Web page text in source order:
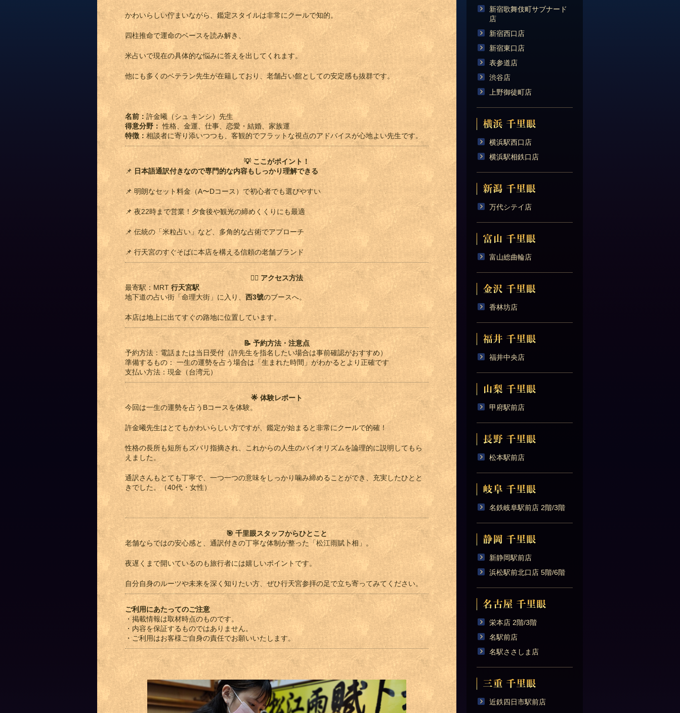
かわいらしい佇まいながら、鑑定スタイルは非常にクールで知的。
四柱推命で運命のベースを読み解き、
米占いで現在の具体的な悩みに答えを出してくれます。
他にも多くのベテラン先生が在籍しており、老舗占い館としての安定感も抜群です。
名前： 許金曦（シュ キンシ）先生
得意分野： 性格、金運、仕事、恋愛・結婚、家族運
特徴： 相談者に寄り添いつつも、客観的でフラットな視点のアドバイスが心地よい先生です。
💡 ここがポイント！
📌 日本語通訳付きなので専門的な内容もしっかり理解できる
📌 明朗なセット料金（A〜Dコース）で初心者でも選びやすい
📌 夜22時まで営業！夕食後や観光の締めくくりにも最適
📌 伝統の「米粒占い」など、多角的な占術でアプローチ
📌 行天宮のすぐそばに本店を構える信頼の老舗ブランド
🚶‍♀️ アクセス方法
最寄駅：MRT 行天宮駅
地下道の占い街「命理大街」に入り、 西3號のブースへ。
本店は地上に出てすぐの路地に位置しています。
📝 予約方法・注意点
予約方法：電話または当日受付（許先生を指名したい場合は事前確認がおすすめ）
準備するもの： 一生の運勢を占う場合は「生まれた時間」がわかるとより正確です
支払い方法：現金（台湾元）
🌟 体験レポート
今回は一生の運勢を占うBコースを体験。
許金曦先生はとてもかわいらしい方ですが、鑑定が始まると非常にクールで的確！
性格の長所も短所もズバリ指摘され、これからの人生のバイオリズムを論理的に説明してもら
えました。
通訳さんもとても丁寧で、一つ一つの意味をしっかり噛み締めることができ、充実したひとと
きでした。（40代・女性）
🎯 千里眼スタッフからひとこと
老舗ならではの安心感と、通訳付きの丁寧な体制が整った「松江雨賦卜相」。
夜遅くまで開いているのも旅行者には嬉しいポイントです。
自分自身のルーツや未来を深く知りたい方、ぜひ行天宮参拝の足で立ち寄ってみてください。
ご利用にあたってのご注意
・掲載情報は取材時点のものです。
・内容を保証するものではありません。
・ご利用はお客様ご自身の責任でお願いいたします。
新宿歌舞伎町サブナード
店
新宿西口店
新宿東口店
表参道店
渋谷店
上野御徒町店
横浜駅西口店
横浜駅相鉄口店
万代シテイ店
富山総曲輪店
香林坊店
福井中央店
甲府駅前店
松本駅前店
名鉄岐阜駅前店 2階/3階
新静岡駅前店
浜松駅前北口店 5階/6階
栄本店 2階/3階
名駅前店
名駅ささしま店
近鉄四日市駅前店